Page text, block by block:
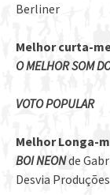
Berliner
Melhor curta-
O MELHOR SOM
VOTO POPULAR
Melhor Longa-
BOI NEONde
Desvia Produções